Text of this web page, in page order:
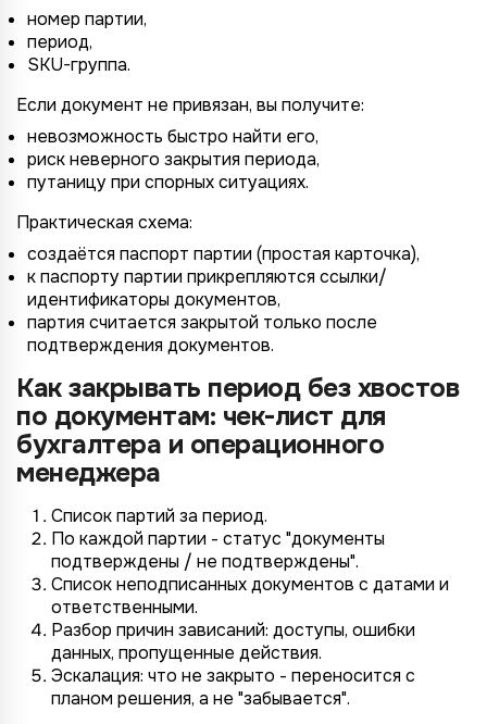
номер партии,
период,
SKU-группа.
Если документ не привязан, вы получите:
невозможность быстро найти его,
риск неверного закрытия периода,
путаницу при спорных ситуациях.
Практическая схема:
создаётся паспорт партии (простая карточка),
к паспорту партии прикрепляются ссылки/
идентификаторы документов,
партия считается закрытой только после
подтверждения документов.
Как закрывать период без хвостов
по документам: чек-лист для
бухгалтера и операционного
менеджера
Список партий за период.
По каждой партии - статус "документы
подтверждены / не подтверждены".
Список неподписанных документов с датами и
ответственными.
Разбор причин зависаний: доступы, ошибки
данных, пропущенные действия.
Эскалация: что не закрыто - переносится с
планом решения, а не "забывается".
Подключение к
TotalCRM
Согласие на обработку ПД
Правила обработки персональных данных
Отправить заявку
Подключение к
TotalCRM
Подключение к
TotalCRM
https://your-company.totalcrm.ru
Назад Далее
Подключение к
TotalCRM
Wildberries
Ozon
YandexMarket
MegaMarket
Другие
Назад Далее
Подключение к
TotalCRM
Не указывать
1 организация
до 3 огранизаций
до 5 организаций
более 5 организаций
Назад Далее
Подключение к
TotalCRM
Не указывать
до 1 млн.
от 1 до 5 млн.
от 5 до 10 млн.
от 10 млн.
Назад Передать анкету
Подключение к
TotalCRM